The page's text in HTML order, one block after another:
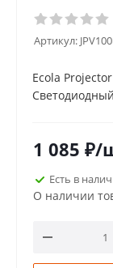
Артикул:
Ecola
1 085 ₽/
Есть в
О наличии